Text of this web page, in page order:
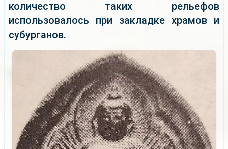
количество таких рельефов
использовалось при закладке храмов и
субурганов.